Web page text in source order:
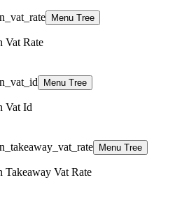
Menu Tree
Vat Rate
Menu Tree
Vat Id
Menu Tree
Takeaway Vat Rate